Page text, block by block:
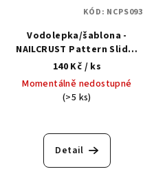
Vodolepka/šablona -
NAILCRUST Pattern Slider
Black #45 Dolls
140 Kč / ks
Momentálně nedostupné
(>5 ks)
Detail
KÓD: NCPS093